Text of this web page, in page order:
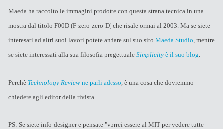
Maeda ha raccolto le immagini prodotte con questa strana tecnica in una
mostra dal titolo F00D (F-zero-zero-D) che risale ormai al 2003. Ma se siete
interesati ad altri suoi lavori potete andare sul suo sito Maeda Studio, mentre
se siete interessati alla sua filosofia progettuale Simplicityè il suo blog.
Perchè Technology Reviewne parli adesso , è una cosa che dovremmo
chiedere agli editor della rivista.
PS: Se siete info-designer e pensate "vorrei essere al MIT per vedere tutte